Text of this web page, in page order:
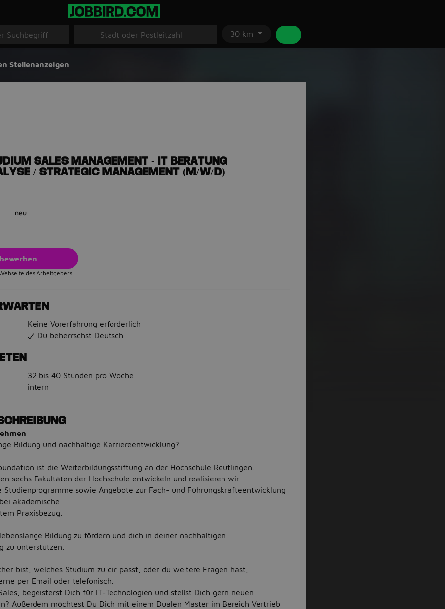
30 km
Stellenanzeigen
SALES MANAGEMENT - IT BERATUNG
/ STRATEGIC MANAGEMENT (M/W/D)
neu
des Arbeitgebers
Keine Vorerfahrung erforderlich
Du beherrschst Deutsch
32 bis 40 Stunden pro Woche
intern
Bildung und nachhaltige Karriereentwicklung?
ist die Weiterbildungsstiftung an der Hochschule Reutlingen.
sechs Fakultäten der Hochschule entwickeln und realisieren wir
Studienprogramme sowie Angebote zur Fach- und Führungskräfteentwicklung
akademische
Praxisbezug.
Bildung zu fördern und dich in deiner nachhaltigen
zu unterstützen.
bist, welches Studium zu dir passt, oder du weitere Fragen hast,
per Email oder telefonisch.
begeisterst Dich für IT-Technologien und stellst Dich gern neuen
Außerdem möchtest Du Dich mit einem Dualen Master im Bereich Vertrieb